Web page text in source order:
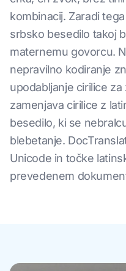
kombinacij. Zaradi
srbsko besedilo takoj
maternemu govorcu.
nepravilno kodiranje
upodabljanje cirilice
zamenjava cirilice z
besedilo, ki se
blebetanje.
Unicode in točke
prevedenem